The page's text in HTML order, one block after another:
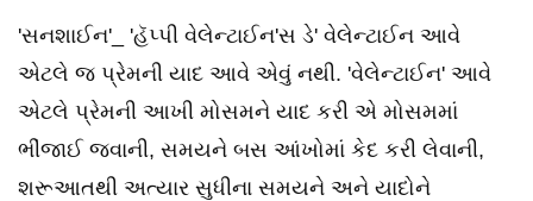
'સનશાઈન'_ 'હૅપ્પી વેલેન્ટાઈન'સ ડે' વેલેન્ટાઈન આવે
એટલે જ પ્રેમની યાદ આવે એવું નથી. 'વેલેન્ટાઈન' આવે
એટલે પ્રેમની આખી મોસમને યાદ કરી એ મોસમમાં
ભીંજાઈ જવાની, સમયને બસ આંખોમાં કેદ કરી લેવાની,
શરૂઆતથી અત્યાર સુધીના સમયને અને યાદોને